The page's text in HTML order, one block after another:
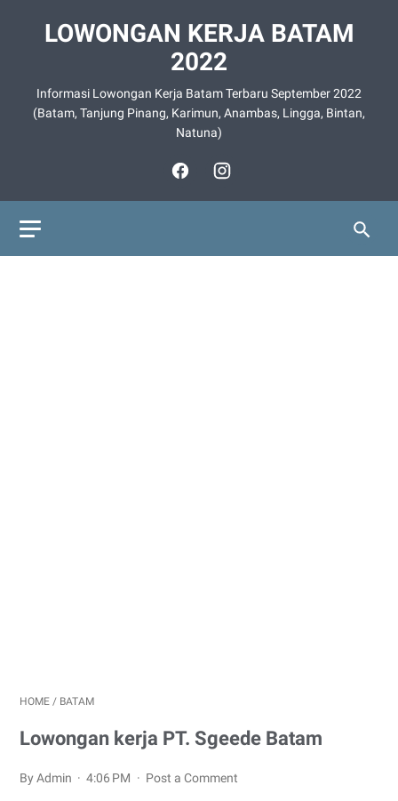
LOWONGAN KERJA BATAM
2022
Informasi Lowongan Kerja Batam Terbaru September 2022
(Batam, Tanjung Pinang, Karimun, Anambas, Lingga, Bintan,
Natuna)
HOME / BATAM
Lowongan kerja PT. Sgeede Batam
By Admin 4:06 PM Post a Comment